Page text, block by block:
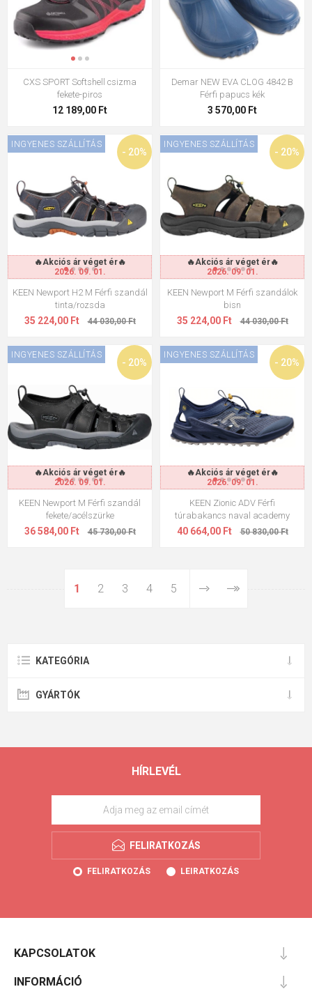
CXS SPORT Softshell csizma
fekete-piros
12 189,00 Ft
Demar NEW EVA CLOG 4842 B
Férfi papucs kék
3 570,00 Ft
🔥Akciós ár véget ér🔥
2026. 09. 01.
- 20%
INGYENES SZÁLLÍTÁS
KEEN Newport H2 M Férfi szandál
tinta/rozsda
35 224,00 Ft 44 030,00 Ft
🔥Akciós ár véget ér🔥
2026. 09. 01.
- 20%
INGYENES SZÁLLÍTÁS
KEEN Newport M Férfi szandálok
bisn
35 224,00 Ft 44 030,00 Ft
🔥Akciós ár véget ér🔥
2026. 09. 01.
- 20%
INGYENES SZÁLLÍTÁS
KEEN Newport M Férfi szandál
fekete/acélszürke
36 584,00 Ft 45 730,00 Ft
🔥Akciós ár véget ér🔥
2026. 09. 01.
- 20%
INGYENES SZÁLLÍTÁS
KEEN Zionic ADV Férfi
túrabakancs naval academy
40 664,00 Ft 50 830,00 Ft
1 2 3 4 5
KATEGÓRIA
GYÁRTÓK
HÍRLEVÉL
FELIRATKOZÁS
FELIRATKOZÁS LEIRATKOZÁS
KAPCSOLATOK
INFORMÁCIÓ